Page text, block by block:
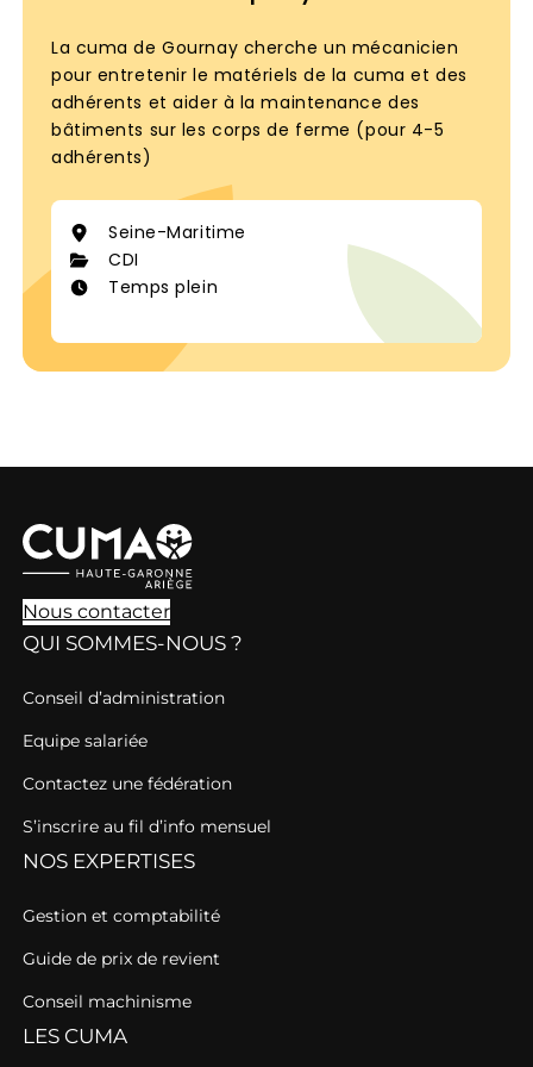
contactez Mr Jean Charles JAMAIN au 06 72 14
69 67.
La cuma de Gournay cherche un mécanicien
pour entretenir le matériels de la cuma et des
adhérents et aider à la maintenance des
bâtiments sur les corps de ferme (pour 4-5
adhérents)
Seine-Maritime
CDI
Temps plein
Nous contacter
QUI SOMMES-NOUS ?
Conseil d’administration
Equipe salariée
Contactez une fédération
S’inscrire au fil d’info mensuel
NOS EXPERTISES
Gestion et comptabilité
Guide de prix de revient
Conseil machinisme
LES CUMA